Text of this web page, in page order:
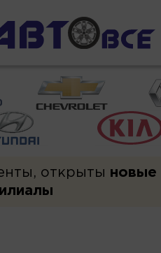
открыты новые